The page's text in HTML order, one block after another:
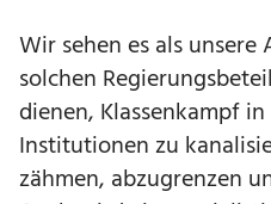
Wir sehen es als unsere
solchen
dienen, Klassenkampf
Institutionen zu
zähmen, abzugrenzen